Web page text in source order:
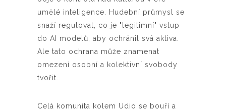
umělé inteligence. Hudební průmysl se
snaží regulovat, co je "legitimní" vstup
do AI modelů, aby ochránil svá aktiva.
Ale tato ochrana může znamenat
omezení osobní a kolektivní svobody
tvořit.
Celá komunita kolem Udio se bouří a